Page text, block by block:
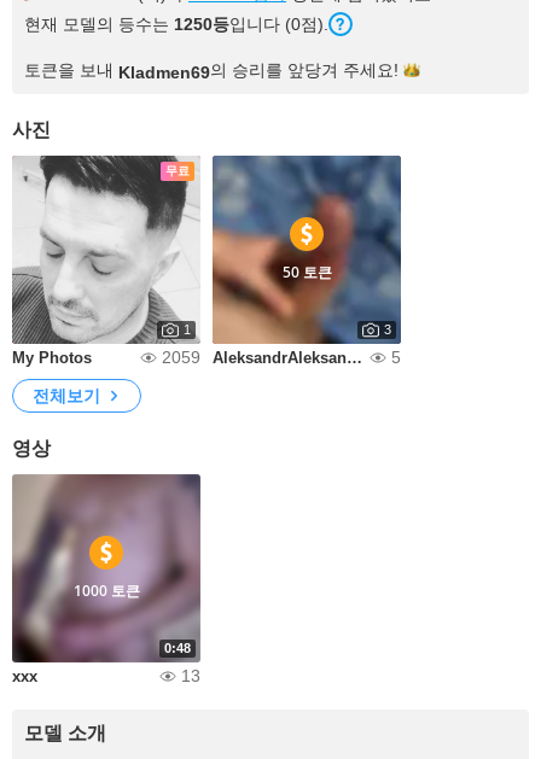
현재 모델의 등수는 1250등입니다 (0점).
토큰을 보내 Kladmen69의 승리를 앞당겨 주세요!
사진
무료
1
My Photos 2059
50 토큰
3
AleksandrAleksandr1977
5
전체보기
영상
0:48
1000 토큰
xxx 13
모델 소개